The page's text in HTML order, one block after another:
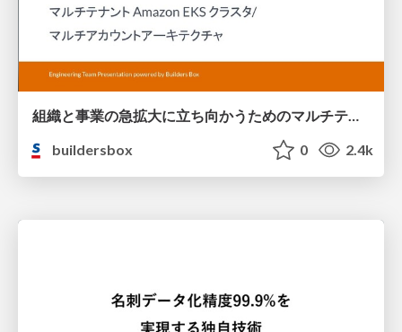
組織と事業の急拡大に立ち向かうためのマルチテナント Amazon EKS クラスタ/マルチアカウントアーキテクチャ / Multi-tenant Amazon EKS cluster and multi-account architecture to face rapid organizational and business growth
buildersbox
0 2.4k